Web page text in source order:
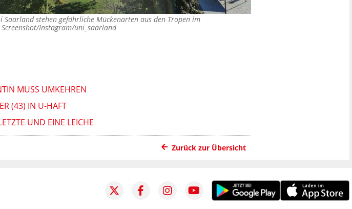
Saarland stehen gefährliche Mückenarten aus den Tropen im
Screenshot/Instagram/uni_saarland
MUSS UMKEHREN
(43) IN U-HAFT
UND EINE LEICHE
Zurück zur Übersicht